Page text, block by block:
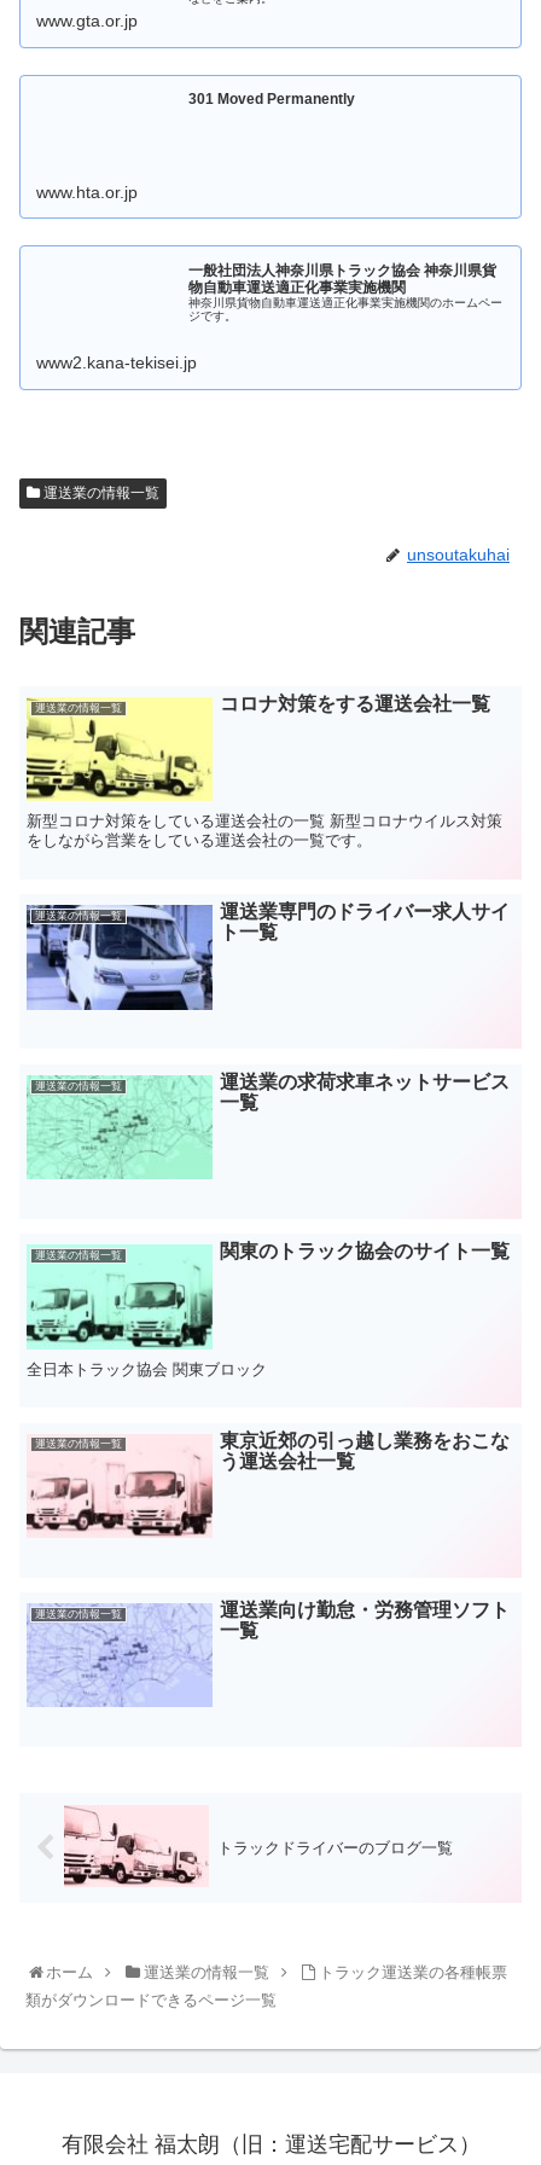
www.gta.or.jp
301 Moved Permanently
www.hta.or.jp
一般社団法人神奈川県トラック協会 神奈川県貨
物自動車運送適正化事業実施機関
神奈川県貨物自動車運送適正化事業実施機関のホームペー
ジです。
www2.kana-tekisei.jp
運送業の情報一覧
unsoutakuhai
関連記事
運送業の情報一覧 コロナ対策をする運送会社一覧
新型コロナ対策をしている運送会社の一覧 新型コロナウイルス対策
をしながら営業をしている運送会社の一覧です。
運送業の情報一覧
運送業専門のドライバー求人サイ
ト一覧
運送業の情報一覧
運送業の求荷求車ネットサービス
一覧
運送業の情報一覧 関東のトラック協会のサイト一覧
全日本トラック協会 関東ブロック
運送業の情報一覧
東京近郊の引っ越し業務をおこな
う運送会社一覧
運送業の情報一覧
運送業向け勤怠・労務管理ソフト
一覧
トラックドライバーのブログ一覧
ホーム 運送業の情報一覧
トラック運送業の各種帳票
類がダウンロードできるページ一覧
有限会社 福太朗（旧：運送宅配サービス）